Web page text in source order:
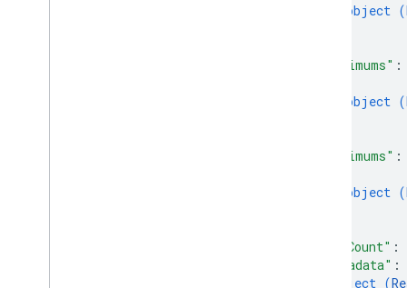
object (
"maximums" :
object (
"minimums" :
object (
"rowCount" :
"metadata" :
object (